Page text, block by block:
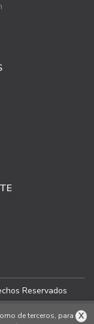
Reservados
X
de terceros, para